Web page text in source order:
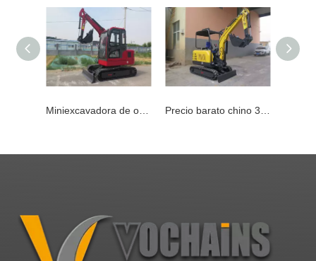
Miniexcavadora de orugas de acero fabricada en China Precio barato chino 3t 3000kgs miniexcavadora pequeña excavadora de orugas excavadora Vc30f